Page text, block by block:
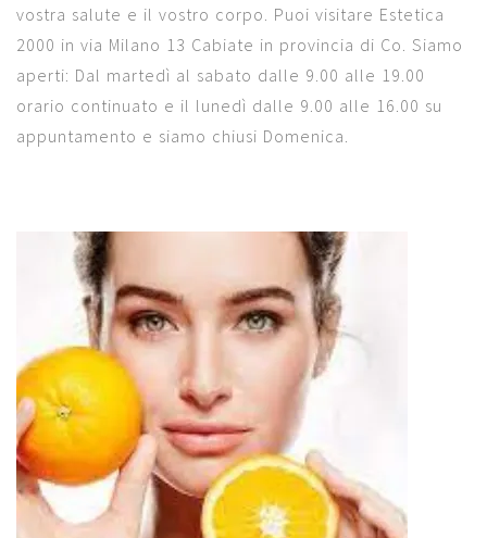
vostra salute e il vostro corpo. Puoi visitare Estetica
2000 in via Milano 13 Cabiate in provincia di Co. Siamo
aperti: Dal martedì al sabato dalle 9.00 alle 19.00
orario continuato e il lunedì dalle 9.00 alle 16.00 su
appuntamento e siamo chiusi Domenica.